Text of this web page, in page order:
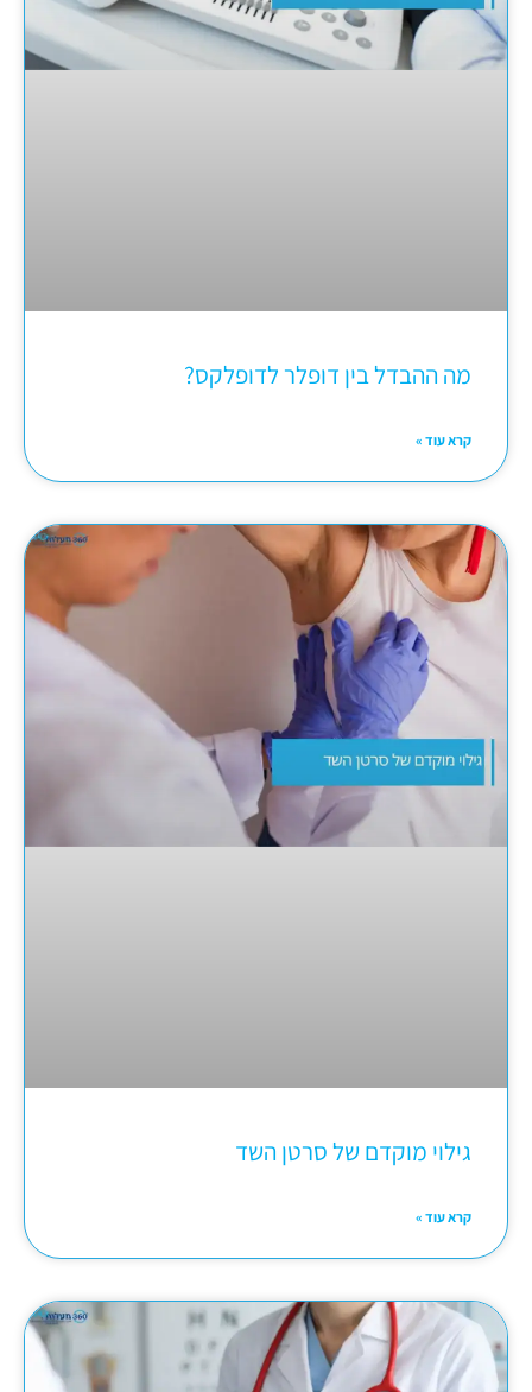
מה ההבדל בין דופלר לדופלקס?
קרא עוד »
גילוי מוקדם של סרטן השד
קרא עוד »